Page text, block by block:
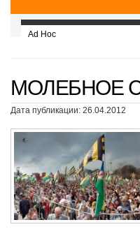
Ad Hoc
МОЛЕБНОЕ
Дата публикации: 26.04.2012